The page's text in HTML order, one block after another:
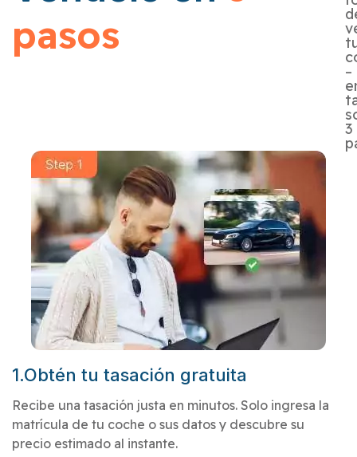
pasos
–
3
1.Obtén tu tasación gratuita
Recibe una tasación justa en minutos. Solo ingresa la
matrícula de tu coche o sus datos y descubre su
precio estimado al instante.